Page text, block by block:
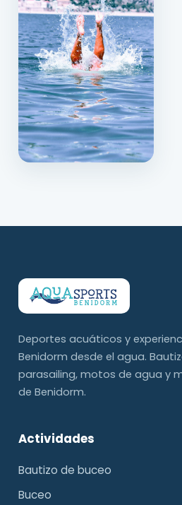
Deportes acuáticos y
Benidorm desde el agua.
parasailing, motos de agua y
de Benidorm.
Actividades
Bautizo de buceo
Buceo